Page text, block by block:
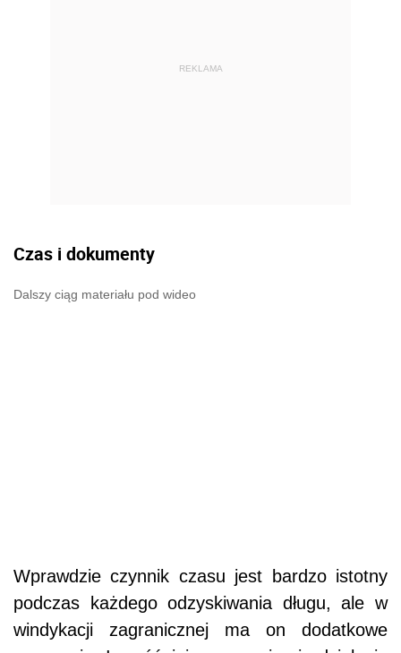
REKLAMA
Czas i dokumenty
Dalszy ciąg materiału pod wideo
Wprawdzie czynnik czasu jest bardzo istotny
podczas każdego odzyskiwania długu, ale w
windykacji zagranicznej ma on dodatkowe